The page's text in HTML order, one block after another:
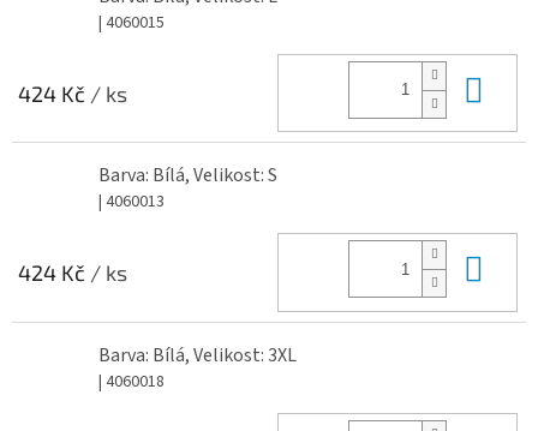
| 4060015
424 Kč / ks
Barva: Bílá, Velikost: S
| 4060013
424 Kč / ks
Barva: Bílá, Velikost: 3XL
| 4060018